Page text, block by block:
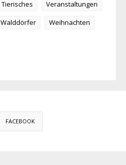
Tierisches
Veranstaltungen
Walddörfer
Weihnachten
FACEBOOK